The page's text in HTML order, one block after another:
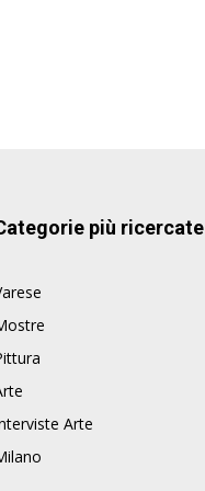
più ricercate
Arte